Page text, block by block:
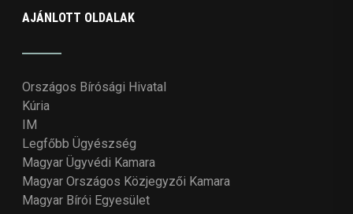
AJÁNLOTT OLDALAK
Országos Bírósági Hivatal
Kúria
IM
Legfőbb Ügyészség
Magyar Ügyvédi Kamara
Magyar Országos Közjegyzői Kamara
Magyar Bírói Egyesület